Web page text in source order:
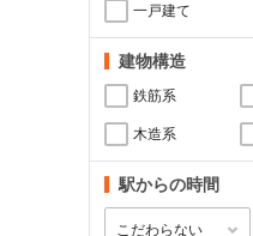
一戸建て
建物構造
鉄筋系
木造系
駅からの時間